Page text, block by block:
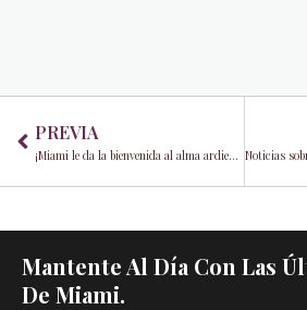
PREVIA
¡Miami le da la bienvenida al alma ardiente del Flamenco este noviembre!
Mantente Al Día Con Las
De Miami.